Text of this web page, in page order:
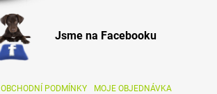
Jsme na Facebooku
OBCHODNÍ PODMÍNKY MOJE OBJEDNÁVKA